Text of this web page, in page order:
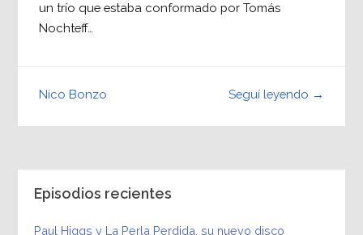
un trío que estaba conformado por Tomás
Nochteff…
Seguí leyendo →
Nico Bonzo
Episodios recientes
Paul Higgs y La Perla Perdida, su nuevo disco